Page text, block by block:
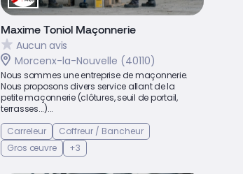
Maxime Toniol Maçonnerie
Aucun avis
Morcenx-la-Nouvelle (40110)
Nous sommes une entreprise de maçonnerie.
Nous proposons divers service allant de la
petite maçonnerie (clôtures, seuil de portail,
terrasses...)...
Carreleur
Coffreur / Bancheur
Gros œuvre
+3